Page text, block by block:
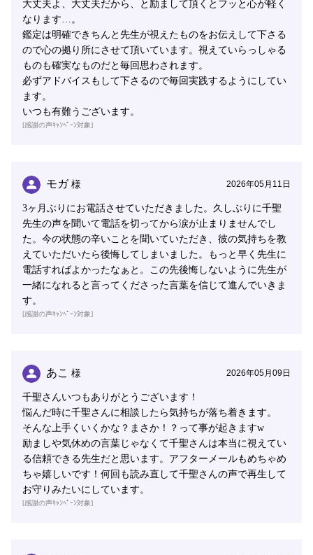
大丈夫よ、大丈夫だから、と励まして頂くとフッと心が軽く
なります…。
鑑定は明確できちんと先生が視えたものをお伝えして下さる
ので心の拠り所にさせて頂いています。視えていらっしゃる
ものも確実なものだと毎回思わされます。
必ずアドバイスもして下さるので毎回実践するようにしてい
ます。
いつも有難うございます。
[感謝の声ｷｬﾝﾍﾟｰﾝ対象]
モガ 様 2026年05月11日
3ヶ月ぶりにお電話させていただきました。久しぶりに千聖
先生の声を聞いて電話を切ってから涙が止まりませんでし
た。今の状態の辛いことを聞いていただき、彼の気持ちを教
えていただいたら後悔してしまいました。もっと早く先生に
電話すればよかったなぁと。この先後悔しないように先生が
一緒になれると言ってくださった言葉を信じて進んでいきま
す。
[感謝の声ｷｬﾝﾍﾟｰﾝ対象]
あこ 様 2026年05月09日
千聖さんいつもありがとうございます！
悩んだ時に千聖さんに相談したら気持ちが落ち着きます。
そんな上手くいくかな？まさか！？って事が起きますw
励ましや気休めの言葉じゃなくて千聖さんは本当に視えてい
る信頼できる先生だと思います。アフターメールもめちゃめ
ちゃ嬉しいです！何回も読み直して千聖さんの声で再生して
お守りみたいにしています。
[感謝の声ｷｬﾝﾍﾟｰﾝ対象]